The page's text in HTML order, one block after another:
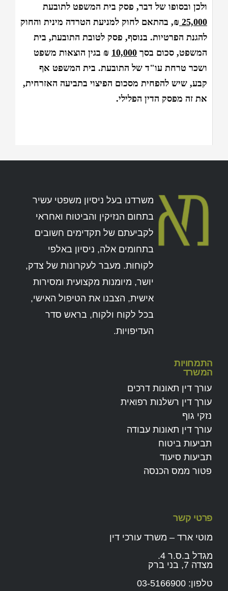
ולכן ובסופו של דבר, פסק בית המשפט לתובעת
25,000 ₪, בהתאם לחוק למניעת הטרדה מינית והחוק
להגנת הפרטיות. בנוסף, פסק לטובת התובעת, בית
המשפט, סכום בסך 10,000 ₪ בגין הוצאות משפט
ושכר טרחת עו"ד של התובעת. בית המשפט אף
קבע, שיש להפחית מסכום הפיצוי בתביעה האזרחית,
את זה מפסק הדין הפלילי.
משרדנו בעל ניסיון משפטי עשיר
בתחום הנזיקין והביטוח ואחראי
לקביעתם של תקדימים חשובים
בתחומים אלה, ניסיון באלפי
לקוחות. מעבר לעקרונות של צדק,
יושר, מיומנות מקצועית ומסירות
אישית, הצבנו את הטיפול האישי,
בכל לקוח ולקוח, בראש סדר
העדיפויות.
התמחויות
המשרד
עורך דין תאונות דרכים
עורך דין רשלנות רפואית
נזקי גוף
עורך דין תאונות עבודה
תביעות ביטוח
תביעות סיעוד
פטור ממס הכנסה
פרטי קשר
מוטי ארד – משרד עורכי דין
מגדל ב.ס.ר 4.
מצדה 7, בני ברק
טלפון: 03-5166900